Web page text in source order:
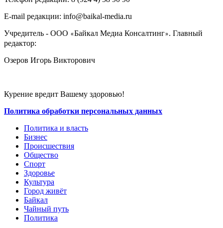
E-mail редакции: info@baikal-media.ru
Учредитель - ООО «Байкал Медиа Консалтинг». Главный
редактор:
Озеров Игорь Викторович
Курение вредит Вашему здоровью!
Политика обработки персональных данных
Политика и власть
Бизнес
Происшествия
Общество
Cпорт
Здоровье
Культура
Город живёт
Байкал
Чайный путь
Политика